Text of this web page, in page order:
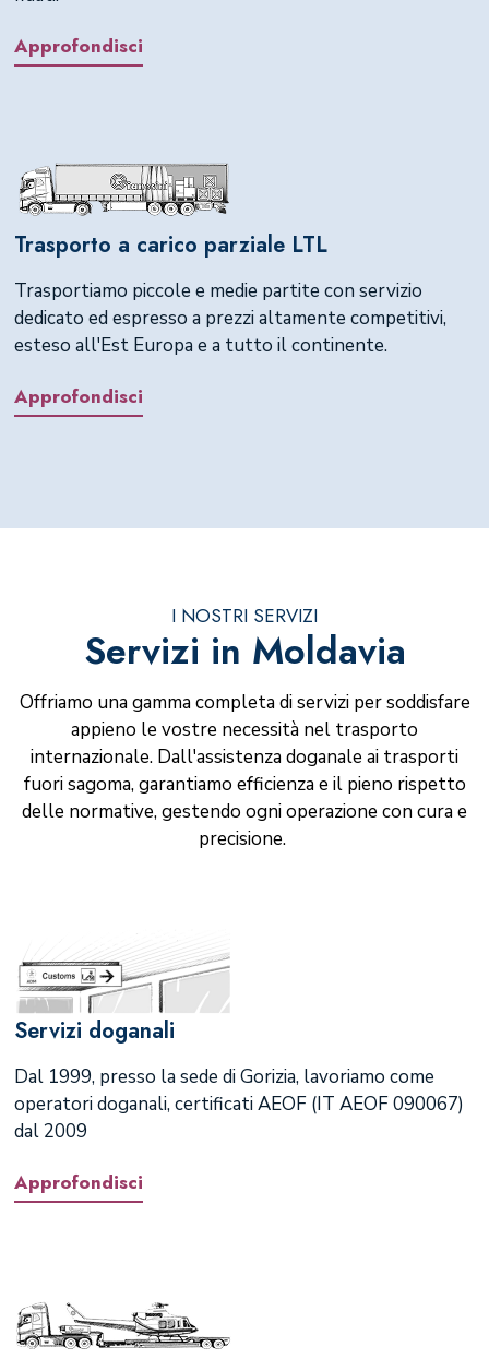
Approfondisci
Trasporto a carico parziale LTL
Trasportiamo piccole e medie partite con servizio
dedicato ed espresso a prezzi altamente competitivi,
esteso all'Est Europa e a tutto il continente.
Approfondisci
I NOSTRI SERVIZI
Servizi in Moldavia
Offriamo una gamma completa di servizi per soddisfare
appieno le vostre necessità nel trasporto
internazionale. Dall'assistenza doganale ai trasporti
fuori sagoma, garantiamo efficienza e il pieno rispetto
delle normative, gestendo ogni operazione con cura e
precisione.
Servizi doganali
Dal 1999, presso la sede di Gorizia, lavoriamo come
operatori doganali, certificati AEOF (IT AEOF 090067)
dal 2009
Approfondisci